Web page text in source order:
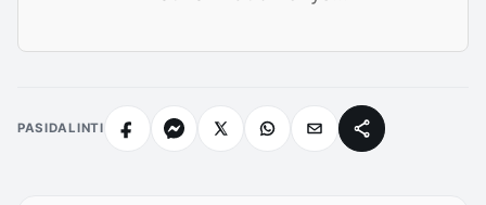
PASIDALINTI